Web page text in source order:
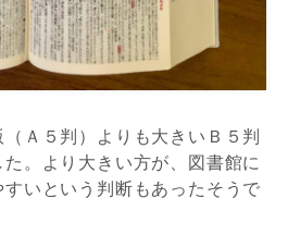
Ａ５判）よりも大きいＢ５判
。より大きい方が、図書館に
いという判断もあったそうで